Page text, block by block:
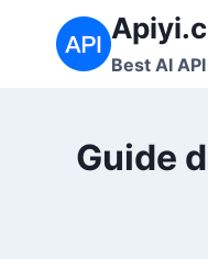
contenu
Best AI
Guide